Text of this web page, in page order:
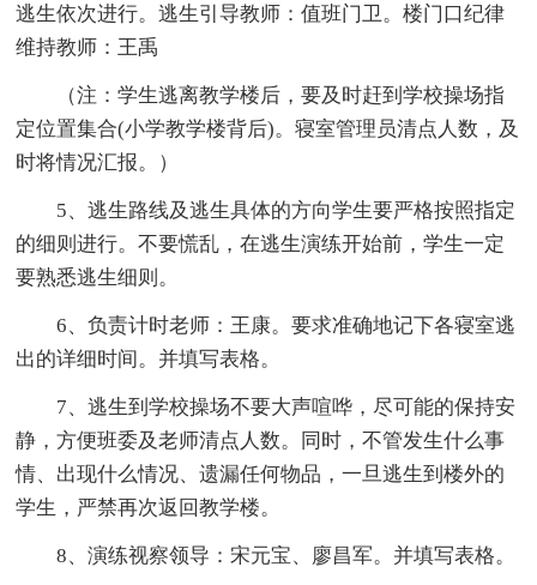
逃生依次进行。逃生引导教师：值班门卫。楼门口纪律
维持教师：王禹
（注：学生逃离教学楼后，要及时赶到学校操场指
定位置集合(小学教学楼背后)。寝室管理员清点人数，及
时将情况汇报。）
5、逃生路线及逃生具体的方向学生要严格按照指定
的细则进行。不要慌乱，在逃生演练开始前，学生一定
要熟悉逃生细则。
6、负责计时老师：王康。要求准确地记下各寝室逃
出的详细时间。并填写表格。
7、逃生到学校操场不要大声喧哗，尽可能的保持安
静，方便班委及老师清点人数。同时，不管发生什么事
情、出现什么情况、遗漏任何物品，一旦逃生到楼外的
学生，严禁再次返回教学楼。
8、演练视察领导：宋元宝、廖昌军。并填写表格。